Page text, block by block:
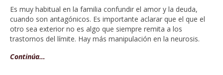
Es muy habitual en la familia confundir el amor y la deuda,
cuando son antagónicos. Es importante aclarar que el que el
otro sea exterior no es algo que siempre remita a los
trastornos del límite. Hay más manipulación en la neurosis.
Continúa…